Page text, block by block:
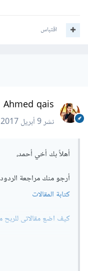
اقتباس
Ahmed qais
نشر9 أبريل 2017
أهلاً بك أخي أحمد،
أرجو منك مراجعة الردود
كتابة المقالات
كيف اضع مقالاتى
كيف أرسل مقال إلى